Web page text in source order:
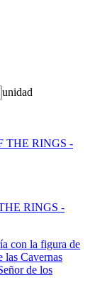
unidad
RINGS -
con la figura de
las Cavernas
de los